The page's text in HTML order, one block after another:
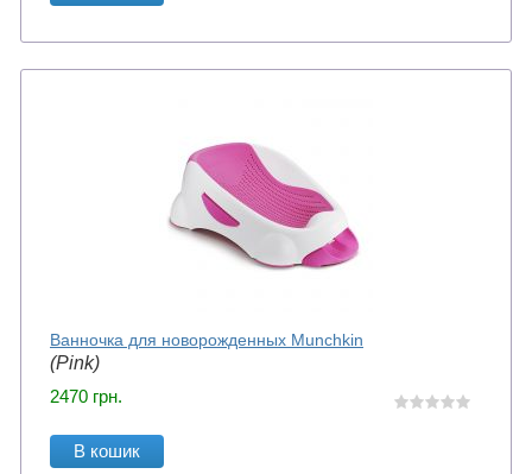
Ванночка для новорожденных Munchkin
(Pink)
2470 грн.
В кошик